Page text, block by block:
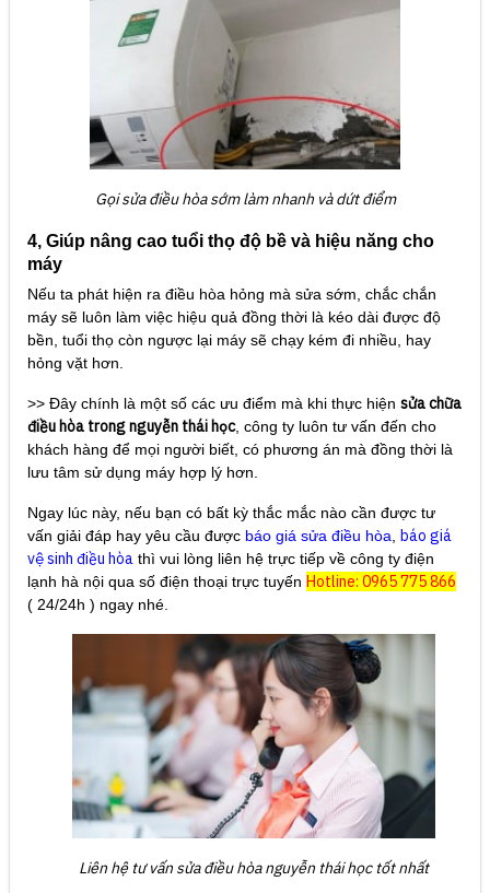
Gọi sửa điều hòa sớm làm nhanh và dứt điểm
4, Giúp nâng cao tuổi thọ độ bề và hiệu năng cho
máy
Nếu ta phát hiện ra điều hòa hỏng mà sửa sớm, chắc chắn
máy sẽ luôn làm việc hiệu quả đồng thời là kéo dài được độ
bền, tuổi thọ còn ngược lại máy sẽ chạy kém đi nhiều, hay
hỏng vặt hơn.
>> Đây chính là một số các ưu điểm mà khi thực hiện sửa chữa
điều hòa trong nguyễn thái học, công ty luôn tư vấn đến cho
khách hàng để mọi người biết, có phương án mà đồng thời là
lưu tâm sử dụng máy hợp lý hơn.
Ngay lúc này, nếu bạn có bất kỳ thắc mắc nào cần được tư
vấn giải đáp hay yêu cầu được báo giá sửa điều hòa báo giá
vệ sinh điều hòa thì vui lòng liên hệ trực tiếp về công ty điện
lạnh hà nội qua số điện thoại trực tuyến Hotline: 0965 775 866
( 24/24h ) ngay nhé.
Liên hệ tư vấn sửa điều hòa nguyễn thái học tốt nhất